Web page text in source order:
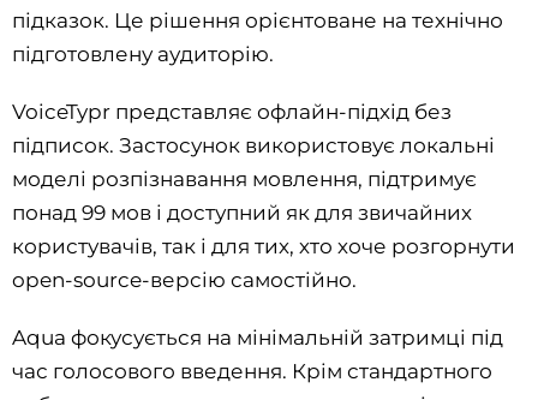
підказок. Це рішення орієнтоване на технічно
підготовлену аудиторію.
VoiceTypr представляє офлайн-підхід без
підписок. Застосунок використовує локальні
моделі розпізнавання мовлення, підтримує
понад 99 мов і доступний як для звичайних
користувачів, так і для тих, хто хоче розгорнути
open-source-версію самостійно.
Aqua фокусується на мінімальній затримці під
час голосового введення. Крім стандартного